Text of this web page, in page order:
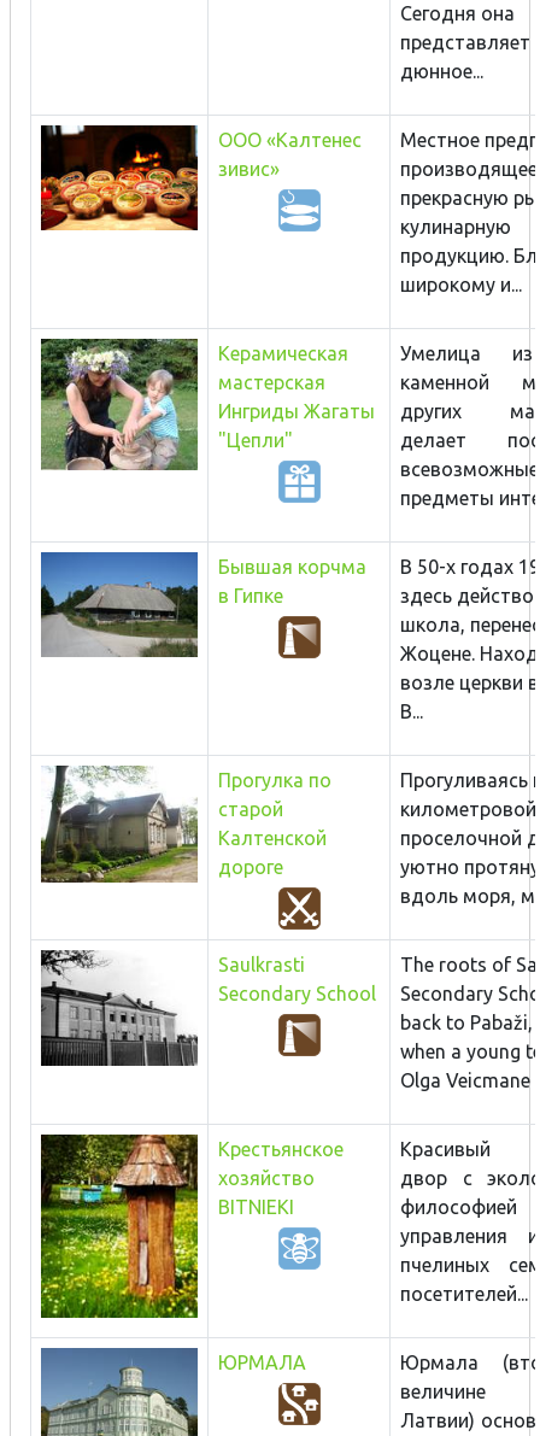
Сегодня она
представляет
дюнное...
ООО «Калтенес
зивис»
Местное
производящее
прекрасную
кулинарную
продукцию.
широкому и...
Керамическая
мастерская
Ингриды Жагаты
"Цепли"
Умелица
каменной
других
делает
всевозможные
предметы
Бывшая корчма
в Гипке
В 50-х годах
здесь
школа,
Жоцене.
возле церкви в
В...
Прогулка по
старой
Калтенской
дороге
Прогуливаясь
километровой
проселочной
уютно
вдоль моря,
Saulkrasti
Secondary School
The roots of
Secondary
back to Pabaži,
when a young
Olga Veicmane
Крестьянское
хозяйство
BITNIEKI
Красивый
двор с
философией
пчелиных
посетителей...
ЮРМАЛА
Юрмала
величине
Латвии)